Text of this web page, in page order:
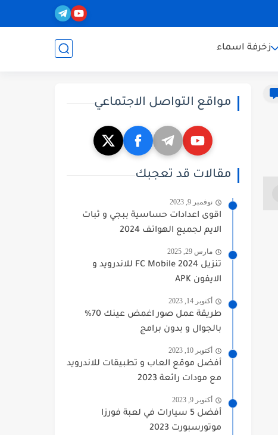
زخرفة اسماء
مواقع التواصل الاجتماعي
مقالات قد تعجبك
نوفمبر 9, 2023
اقوى اعدادات حساسية ببجي و ثبات
الايم لجميع الهواتف 2024
مارس 29, 2025
تنزيل FC Mobile 2024 للاندرويد و
الايفون APK
أكتوبر 14, 2023
طريقة عمل صور اغمض عينك 70%
بالجوال و بدون برامج
أكتوبر 10, 2023
أفضل موقع العاب و تطبيقات للاندرويد
مع مودات رائعة 2023
أكتوبر 9, 2023
أفضل 5 سيارات في لعبة فورزا
موتورسبورت 2023